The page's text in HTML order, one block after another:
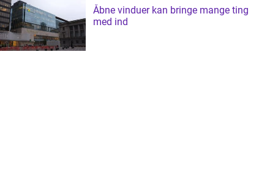
Åbne vinduer kan bringe mange ting
med ind